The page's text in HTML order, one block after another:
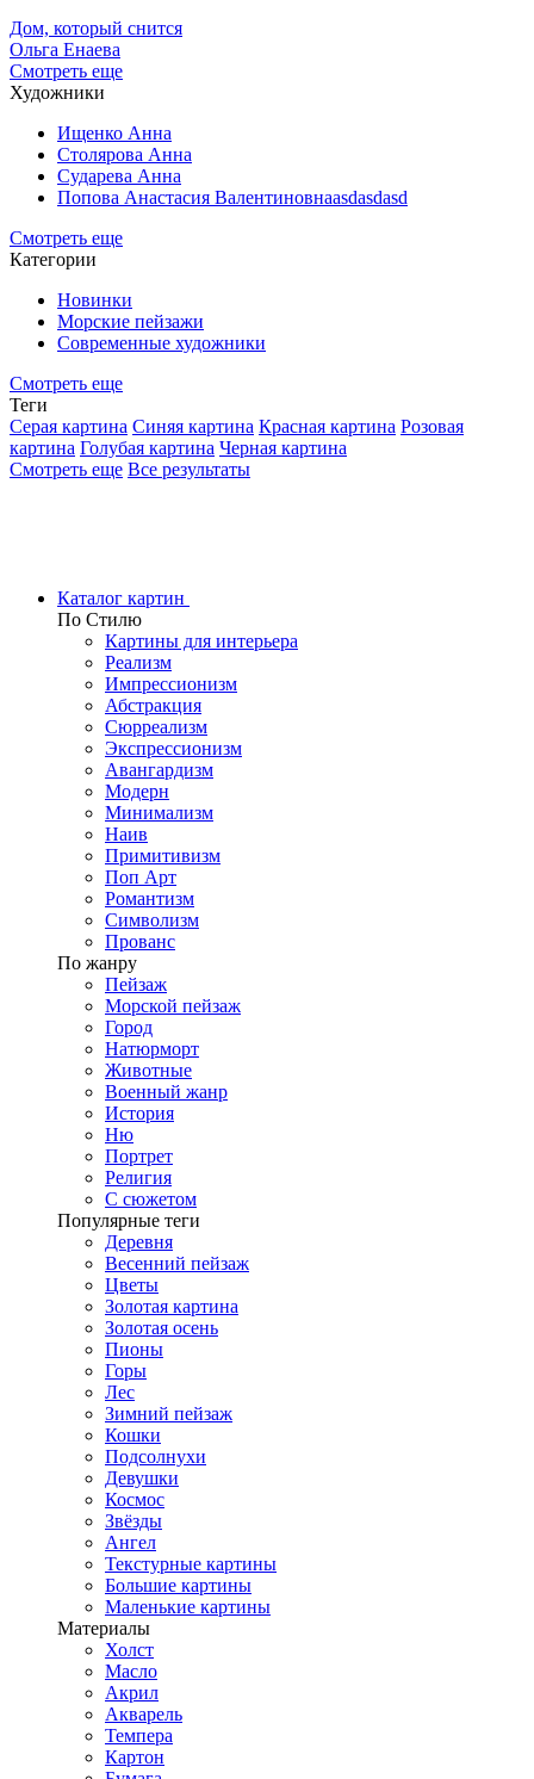
Дом, который снится
Ольга Енаева
Смотреть еще
Художники
Ищенко Анна
Столярова Анна
Сударева Анна
Попова Анастасия Валентиновнаasdasdasd
Смотреть еще
Категории
Новинки
Морские пейзажи
Современные художники
Смотреть еще
Теги
Серая картина Синяя картина Красная картина Розовая
картина Голубая картина Черная картина
Смотреть еще Все результаты
Каталог картин
По Стилю
Картины для интерьера
Реализм
Импрессионизм
Абстракция
Сюрреализм
Экспрессионизм
Авангардизм
Модерн
Минимализм
Наив
Примитивизм
Поп Арт
Романтизм
Символизм
Прованс
По жанру
Пейзаж
Морской пейзаж
Город
Натюрморт
Животные
Военный жанр
История
Ню
Портрет
Религия
С сюжетом
Популярные теги
Деревня
Весенний пейзаж
Цветы
Золотая картина
Золотая осень
Пионы
Горы
Лес
Зимний пейзаж
Кошки
Подсолнухи
Девушки
Космос
Звёзды
Ангел
Текстурные картины
Большие картины
Маленькие картины
Материалы
Холст
Масло
Акрил
Акварель
Темпера
Картон